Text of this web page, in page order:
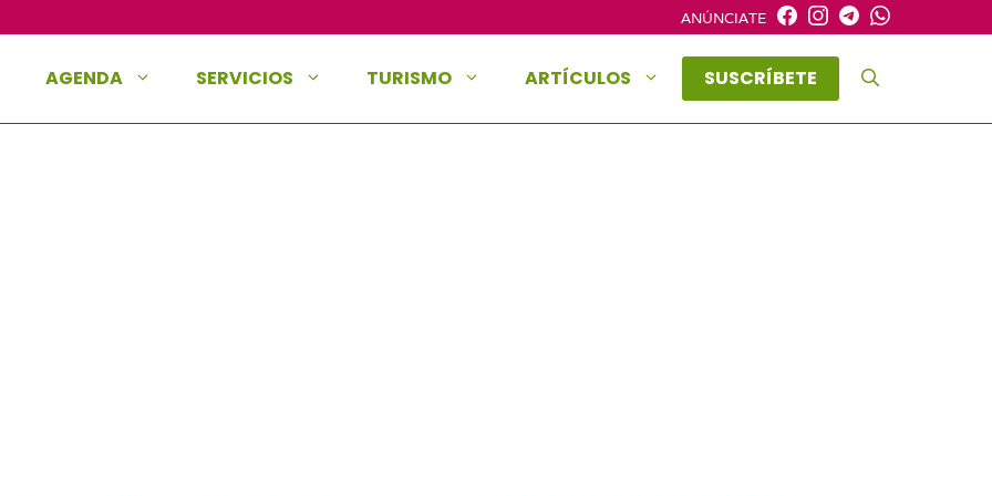
ANÚNCIATE
AGENDA SERVICIOS TURISMO ARTÍCULOS SUSCRÍBETE